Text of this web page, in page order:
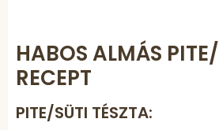
HABOS ALMÁS
RECEPT
PITE/SÜTI TÉSZTA: